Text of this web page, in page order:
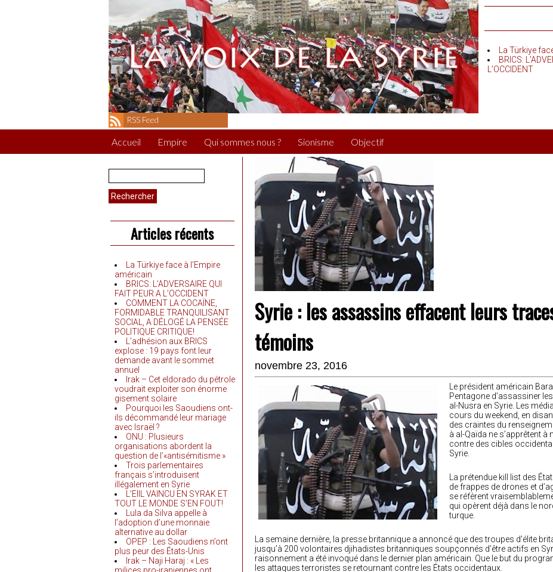
La Türkiye
BRICS:
L’OCCIDENT
RSS Feed
Accueil Empire Qui sommes nous ? Sionisme Objectif
Rechercher :
Articles récents
La Türkiye face à l’Empire
américain
BRICS: L’ADVERSAIRE QUI
FAIT PEUR A L’OCCIDENT
COMMENT LA COCAÏNE,
FORMIDABLE TRANQUILISANT
SOCIAL, A DÉLOGÉ LA PENSÉE
POLITIQUE CRITIQUE!
L’adhésion aux BRICS
explose : 19 pays font leur
demande avant le sommet
annuel
Irak – Cet eldorado du pétrole
voudrait exploiter son énorme
gisement solaire
Pourquoi les Saoudiens ont-
ils décommandé leur mariage
avec Israël ?
ONU : Plusieurs
organisations abordent la
question de l’«antisémitisme »
Trois parlementaires
français s’introduisent
illégalement en Syrie
L’EIIL VAINCU EN SYRAK ET
TOUT LE MONDE S’EN FOUT!
Lula da Silva appelle à
l’adoption d’une monnaie
alternative au dollar
OPEP : Les Saoudiens n’ont
plus peur des États-Unis
Irak – Naji Haraj : « Les
Syrie : les assassins effacent leurs
témoins
novembre 23, 2016
Le président américain
Pentagone d’assassiner
al-Nusra en Syrie. Les
cours du weekend, en
des craintes du
à al-Qaïda ne s’apprêtent
contre des cibles
Syrie.
La prétendue kill list des
de frappes de drones et
se réfèrent
qui opèrent déjà dans le
turque.
La semaine dernière, la presse britannique a annoncé que des troupes d’élite
jusqu’à 200 volontaires djihadistes britanniques soupçonnés d’être actifs en
raisonnement a été invoqué dans le dernier plan américain. Que le but du
les attaques terroristes se retournant contre les États occidentaux.